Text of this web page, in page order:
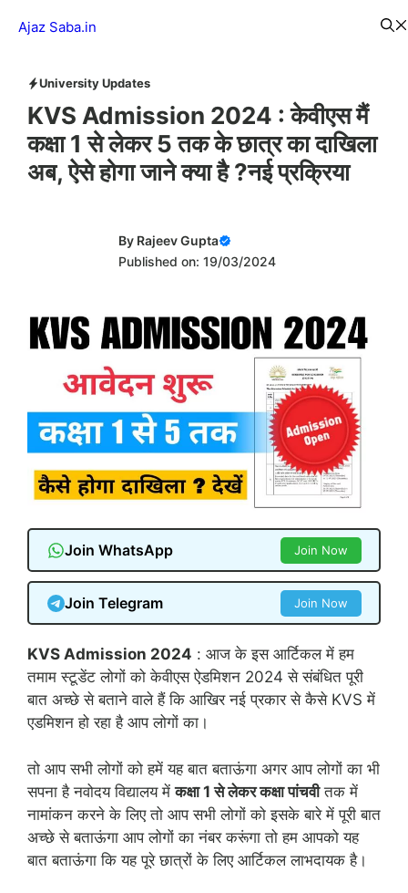
Ajaz Saba.in
University Updates
KVS Admission 2024 : केवीएस मैं
कक्षा 1 से लेकर 5 तक के छात्र का दाखिला
अब, ऐसे होगा जाने क्या है ?नई प्रक्रिया
By Rajeev Gupta
Published on: 19/03/2024
Join WhatsApp Join Now
Join Telegram Join Now
KVS Admission 2024 : आज के इस आर्टिकल में हम
तमाम स्टूडेंट लोगों को केवीएस ऐडमिशन 2024 से संबंधित पूरी
बात अच्छे से बताने वाले हैं कि आखिर नई प्रकार से कैसे KVS में
एडमिशन हो रहा है आप लोगों का।
तो आप सभी लोगों को हमें यह बात बताऊंगा अगर आप लोगों का भी
सपना है नवोदय विद्यालय मेंकक्षा 1 से लेकर कक्षा पांचवीतक में
नामांकन करने के लिए तो आप सभी लोगों को इसके बारे में पूरी बात
अच्छे से बताऊंगा आप लोगों का नंबर करूंगा तो हम आपको यह
बात बताऊंगा कि यह पूरे छात्रों के लिए आर्टिकल लाभदायक है।